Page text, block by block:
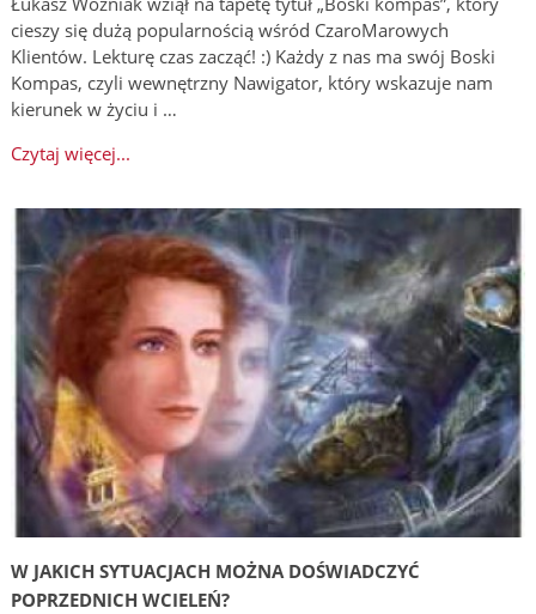
cieszy się dużą popularnością wśród CzaroMarowych
Klientów. Lekturę czas zacząć! :) Każdy z nas ma swój Boski
Kompas, czyli wewnętrzny Nawigator, który wskazuje nam
kierunek w życiu i …
Czytaj więcej...
W JAKICH SYTUACJACH MOŻNA DOŚWIADCZYĆ
POPRZEDNICH WCIELEŃ?